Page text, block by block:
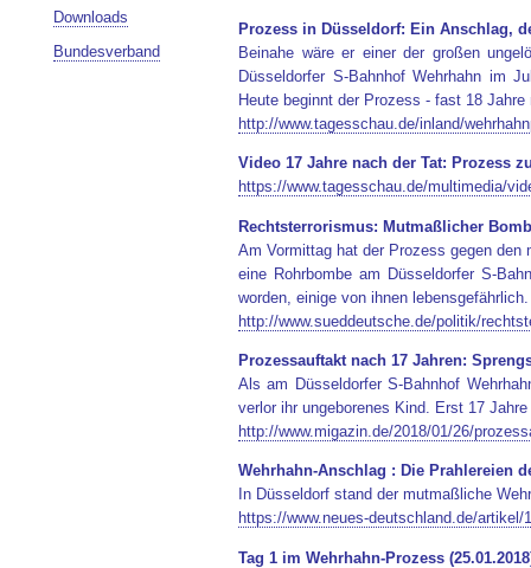
Downloads
Bundesverband
Prozess in Düsseldorf: Ein Anschlag,
Beinahe wäre er einer der großen
Düsseldorfer S-Bahnhof Wehrhahn im
Heute beginnt der Prozess - fast 18
http://www.tagesschau.de/inland/
Video 17 Jahre nach der Tat: Prozess
https://www.tagesschau.de/multimedia/
Rechtsterrorismus: Mutmaßlicher
Am Vormittag hat der Prozess gegen den
eine Rohrbombe am Düsseldorfer S-
worden, einige von ihnen
http://www.sueddeutsche.de/politik/
Prozessauftakt nach 17 Jahren:
Als am Düsseldorfer S-Bahnhof
verlor ihr ungeborenes Kind. Erst 17
http://www.migazin.de/2018/01/26/
Wehrhahn-Anschlag : Die Prahlereien
In Düsseldorf stand der mutmaßliche
https://www.neues-deutschland.de/
Tag 1 im Wehrhahn-Prozess